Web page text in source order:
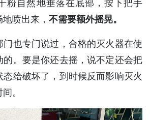
喷出来， 不需要额外摇晃。
也专门说过，合格的灭火器在使
的。要是你还去摇，说不定还会把
给破坏了，到时候反而影响灭火
。